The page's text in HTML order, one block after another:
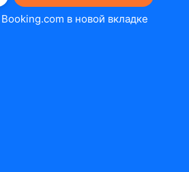
в новой вкладке